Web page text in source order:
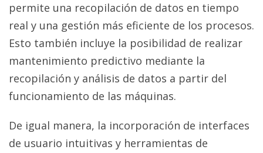
permite una recopilación de datos en tiempo
real y una gestión más eficiente de los procesos.
Esto también incluye la posibilidad de realizar
mantenimiento predictivo mediante la
recopilación y análisis de datos a partir del
funcionamiento de las máquinas.
De igual manera, la incorporación de interfaces
de usuario intuitivas y herramientas de